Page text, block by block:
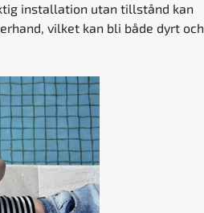
installation utan tillstånd kan
vilket kan bli både dyrt och